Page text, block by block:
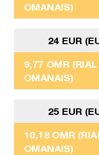
OMANAIS)
24 EUR
9,77 OMR (RIAL
OMANAIS)
25 EUR
10,18 OMR
OMANAIS)